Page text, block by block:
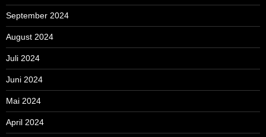
September 2024
August 2024
Juli 2024
Juni 2024
Mai 2024
April 2024